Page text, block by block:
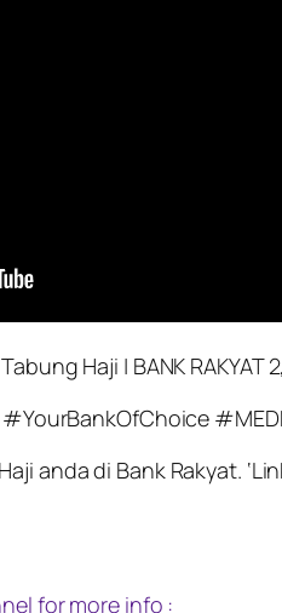
Haji | BANK RAKYAT
anda di Bank Rakyat.
for more info :